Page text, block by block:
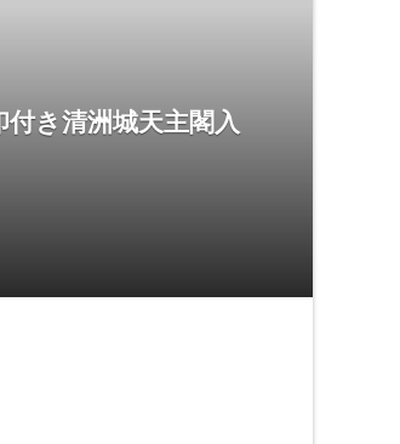
付き清洲城天主閣入